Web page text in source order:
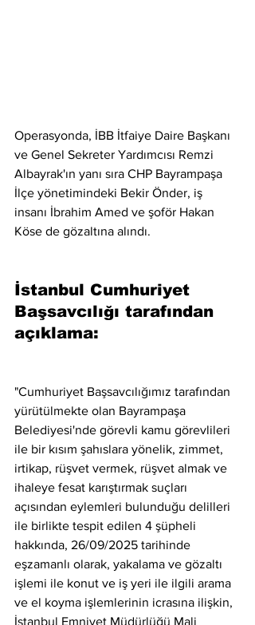
Operasyonda, İBB İtfaiye Daire Başkanı
ve Genel Sekreter Yardımcısı Remzi
Albayrak'ın yanı sıra CHP Bayrampaşa
İlçe yönetimindeki Bekir Önder, iş
insanı İbrahim Amed ve şoför Hakan
Köse de gözaltına alındı.
İstanbul Cumhuriyet
Başsavcılığı tarafından
açıklama:
"Cumhuriyet Başsavcılığımız tarafından
yürütülmekte olan Bayrampaşa
Belediyesi'nde görevli kamu görevlileri
ile bir kısım şahıslara yönelik, zimmet,
irtikap, rüşvet vermek, rüşvet almak ve
ihaleye fesat karıştırmak suçları
açısından eylemleri bulunduğu delilleri
ile birlikte tespit edilen 4 şüpheli
hakkında, 26/09/2025 tarihinde
eşzamanlı olarak, yakalama ve gözaltı
işlemi ile konut ve iş yeri ile ilgili arama
ve el koyma işlemlerinin icrasına ilişkin,
İstanbul Emniyet Müdürlüğü Mali